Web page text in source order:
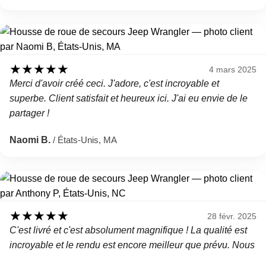
★★★★★ 4 mars 2025
Merci d'avoir créé ceci. J'adore, c'est incroyable et
superbe. Client satisfait et heureux ici. J'ai eu envie de le
partager !
Naomi B. / États-Unis, MA
★★★★★ 28 févr. 2025
C'est livré et c'est absolument magnifique ! La qualité est
incroyable et le rendu est encore meilleur que prévu. Nous